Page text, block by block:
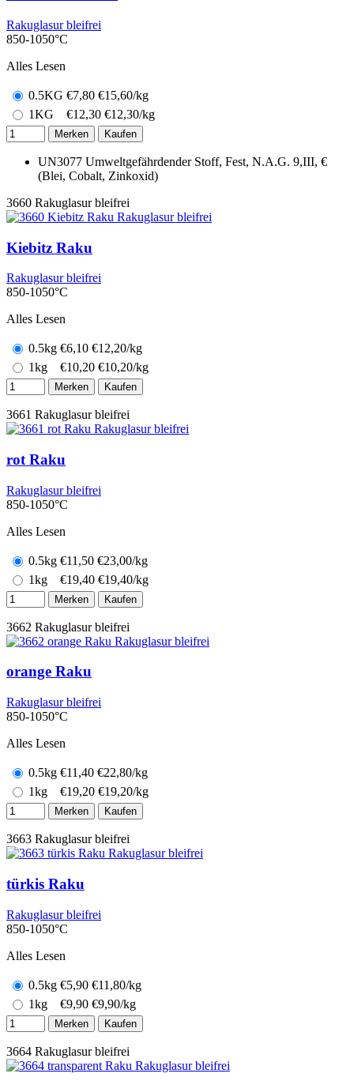
Rakuglasur bleifrei
850-1050°C
Alles Lesen
0.5KG €7,80 €15,60/kg
1KG
€12,30 €12,30/kg
Merken Kaufen
UN3077 Umweltgefährdender Stoff, Fest, N.A.G. 9,III, €
(Blei, Cobalt, Zinkoxid)
3660 Rakuglasur bleifrei
Kiebitz Raku
Rakuglasur bleifrei
850-1050°C
Alles Lesen
0.5kg €6,10 €12,20/kg
1kg
€10,20 €10,20/kg
Merken Kaufen
3661 Rakuglasur bleifrei
rot Raku
Rakuglasur bleifrei
850-1050°C
Alles Lesen
0.5kg €11,50 €23,00/kg
1kg
€19,40 €19,40/kg
Merken Kaufen
3662 Rakuglasur bleifrei
orange Raku
Rakuglasur bleifrei
850-1050°C
Alles Lesen
0.5kg €11,40 €22,80/kg
1kg
€19,20 €19,20/kg
Merken Kaufen
3663 Rakuglasur bleifrei
türkis Raku
Rakuglasur bleifrei
850-1050°C
Alles Lesen
0.5kg €5,90 €11,80/kg
1kg
€9,90 €9,90/kg
Merken Kaufen
3664 Rakuglasur bleifrei